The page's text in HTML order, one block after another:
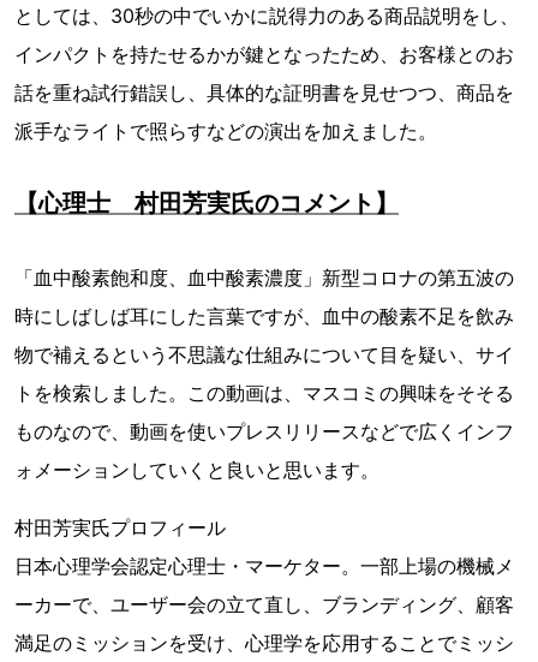
としては、30秒の中でいかに説得力のある商品説明をし、
インパクトを持たせるかが鍵となったため、お客様とのお
話を重ね試行錯誤し、具体的な証明書を見せつつ、商品を
派手なライトで照らすなどの演出を加えました。
【心理士 村田芳実氏のコメント】
「血中酸素飽和度、血中酸素濃度」新型コロナの第五波の
時にしばしば耳にした言葉ですが、血中の酸素不足を飲み
物で補えるという不思議な仕組みについて目を疑い、サイ
トを検索しました。この動画は、マスコミの興味をそそる
ものなので、動画を使いプレスリリースなどで広くインフ
ォメーションしていくと良いと思います。
村田芳実氏プロフィール
日本心理学会認定心理士・マーケター。一部上場の機械メ
ーカーで、ユーザー会の立て直し、ブランディング、顧客
満足のミッションを受け、心理学を応用することでミッシ